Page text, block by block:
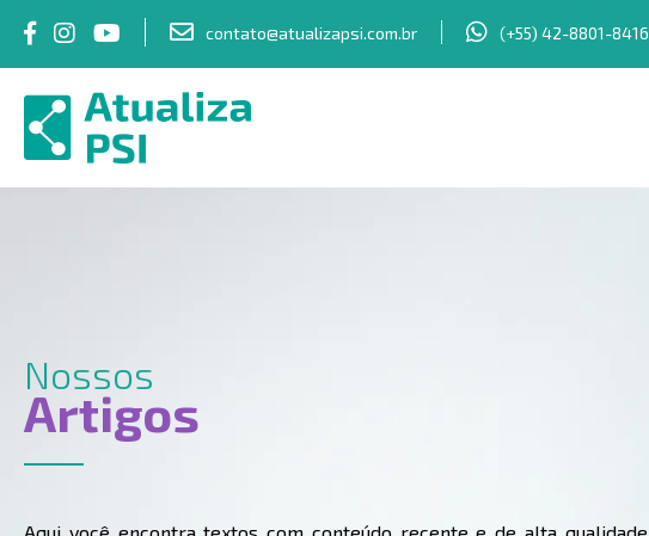
contato@atualizapsi.com.br (+55) 42-8801-8416
Nossos
Artigos